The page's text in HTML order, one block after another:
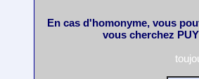
En cas d'homonyme, vous
vous cherchez